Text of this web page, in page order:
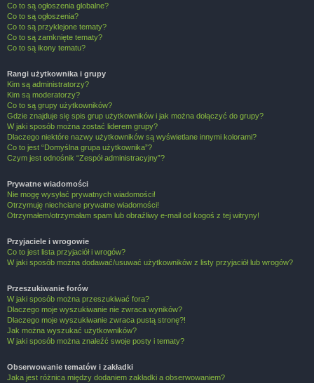
Co to są ogłoszenia globalne?
Co to są ogłoszenia?
Co to są przyklejone tematy?
Co to są zamknięte tematy?
Co to są ikony tematu?
Rangi użytkownika i grupy
Kim są administratorzy?
Kim są moderatorzy?
Co to są grupy użytkowników?
Gdzie znajduje się spis grup użytkowników i jak można dołączyć do grupy?
W jaki sposób można zostać liderem grupy?
Dlaczego niektóre nazwy użytkowników są wyświetlane innymi kolorami?
Co to jest “Domyślna grupa użytkownika”?
Czym jest odnośnik “Zespół administracyjny”?
Prywatne wiadomości
Nie mogę wysyłać prywatnych wiadomości!
Otrzymuję niechciane prywatne wiadomości!
Otrzymałem/otrzymałam spam lub obraźliwy e-mail od kogoś z tej witryny!
Przyjaciele i wrogowie
Co to jest lista przyjaciół i wrogów?
W jaki sposób można dodawać/usuwać użytkowników z listy przyjaciół lub wrogów?
Przeszukiwanie forów
W jaki sposób można przeszukiwać fora?
Dlaczego moje wyszukiwanie nie zwraca wyników?
Dlaczego moje wyszukiwanie zwraca pustą stronę?!
Jak można wyszukać użytkowników?
W jaki sposób można znaleźć swoje posty i tematy?
Obserwowanie tematów i zakładki
Jaka jest różnica między dodaniem zakładki a obserwowaniem?